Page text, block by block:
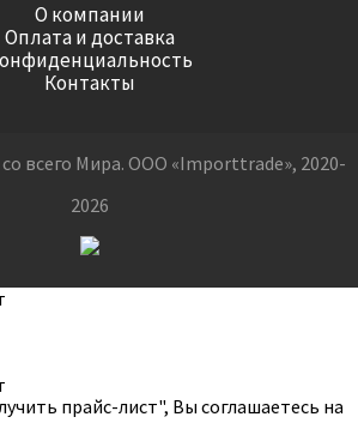
О компании
Оплата и доставка
Контакты
всего Мира. ООО «Importtrade», 2020-
2026
прайс-лист", Вы соглашаетесь на